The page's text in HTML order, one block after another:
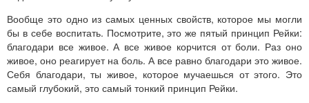
Вообще это одно из самых ценных свойств, которое мы могли
бы в себе воспитать. Посмотрите, это же пятый принцип Рейки:
благодари все живое. А все живое корчится от боли. Раз оно
живое, оно реагирует на боль. А все равно благодари это живое.
Себя благодари, ты живое, которое мучаешься от этого. Это
самый глубокий, это самый тонкий принцип Рейки.